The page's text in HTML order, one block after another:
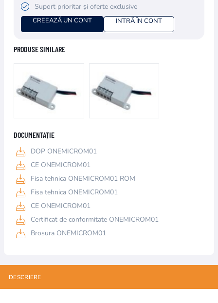
Suport prioritar și oferte exclusive
CREEAZĂ UN CONT INTRĂ ÎN CONT
PRODUSE SIMILARE
DOCUMENTAȚIE
DOP ONEMICROM01
CE ONEMICROM01
Fisa tehnica ONEMICROM01 ROM
Fisa tehnica ONEMICROM01
CE ONEMICROM01
Certificat de conformitate ONEMICROM01
Brosura ONEMICROM01
DESCRIERE